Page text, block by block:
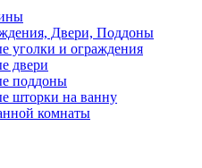
Двери, Поддоны
уголки и ограждения
двери
поддоны
шторки на ванну
комнаты